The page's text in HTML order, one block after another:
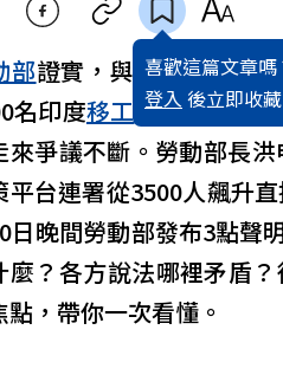
喜歡這篇文章嗎
登入 後立即收
部證實，與 印度簽署的
名印度移工 ，有機會在
來爭議不斷。勞動部長
平台連署從3500人飆升
日晚間勞動部發布3點聲
麼？各方說法哪裡矛盾
點，帶你一次看懂。